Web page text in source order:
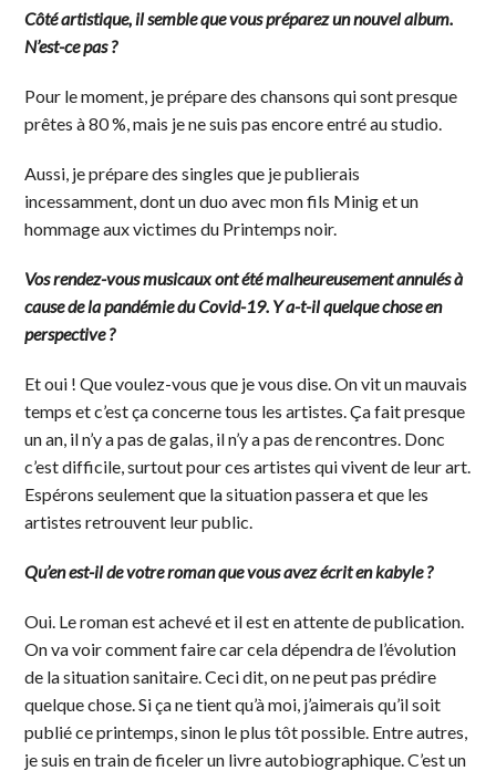
Côté artistique, il semble que vous préparez un nouvel album.
N’est-ce pas ?
Pour le moment, je prépare des chansons qui sont presque
prêtes à 80 %, mais je ne suis pas encore entré au studio.
Aussi, je prépare des singles que je publierais
incessamment, dont un duo avec mon fils Minig et un
hommage aux victimes du Printemps noir.
Vos rendez-vous musicaux ont été malheureusement annulés à
cause de la pandémie du Covid-19. Y a-t-il quelque chose en
perspective ?
Et oui ! Que voulez-vous que je vous dise. On vit un mauvais
temps et c’est ça concerne tous les artistes. Ça fait presque
un an, il n’y a pas de galas, il n’y a pas de rencontres. Donc
c’est difficile, surtout pour ces artistes qui vivent de leur art.
Espérons seulement que la situation passera et que les
artistes retrouvent leur public.
Qu’en est-il de votre roman que vous avez écrit en kabyle ?
Oui. Le roman est achevé et il est en attente de publication.
On va voir comment faire car cela dépendra de l’évolution
de la situation sanitaire. Ceci dit, on ne peut pas prédire
quelque chose. Si ça ne tient qu’à moi, j’aimerais qu’il soit
publié ce printemps, sinon le plus tôt possible. Entre autres,
je suis en train de ficeler un livre autobiographique. C’est un